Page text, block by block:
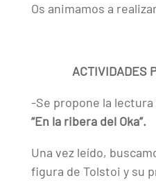
Os animamos a
ACTIVIDADES
-Se propone la
“En la ribera del Oka”.
Una vez leído,
figura de Tolstoi y su